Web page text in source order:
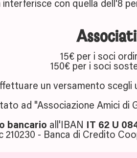
con quella dell'8
Associati
15€ per i soci
150€ per i soci
un versamento scegli
ad "Associazione Amici di
bancario all'IBAN IT 62 U
- Banca di Credito